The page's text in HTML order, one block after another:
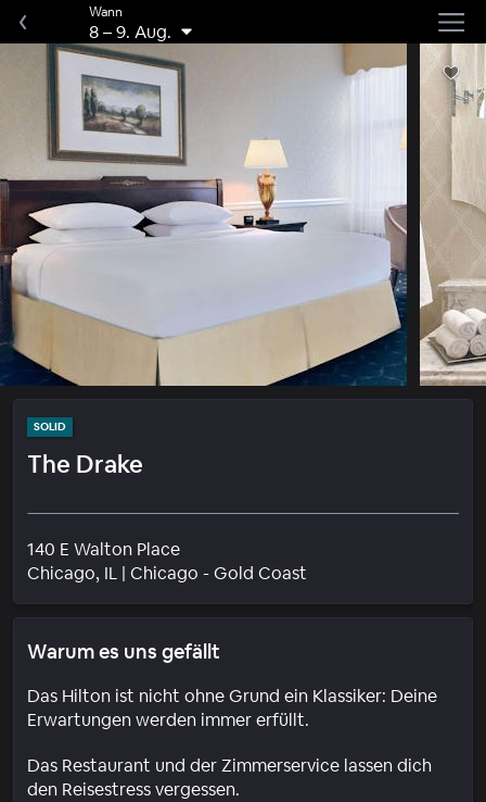
Wann
8–9. Aug.
SOLID
The Drake
140 E Walton Place
Chicago, IL | Chicago - Gold Coast
Warum es uns gefällt
Das Hilton ist nicht ohne Grund ein Klassiker: Deine
Erwartungen werden immer erfüllt.
Das Restaurant und der Zimmerservice lassen dich
den Reisestress vergessen.